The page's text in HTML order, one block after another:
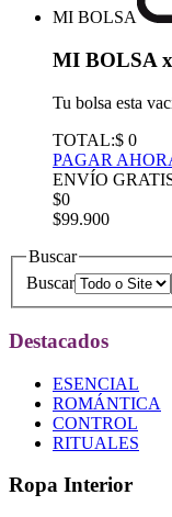
MI BOLSA
MI BOLSA x
Tu bolsa esta
TOTAL:$ 0
PAGAR
ENVÍO
$0
$99.900
Buscar
Buscar
Destacados
ESENCIAL
ROMÁNTICA
CONTROL
RITUALES
Ropa Interior